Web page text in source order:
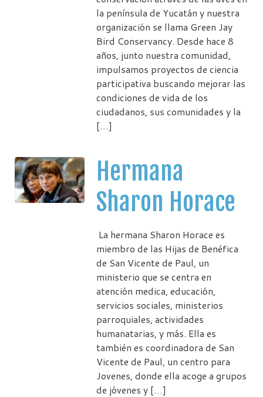
la península de Yucatán y nuestra
organización se llama Green Jay
Bird Conservancy. Desde hace 8
años, junto nuestra comunidad,
impulsamos proyectos de ciencia
participativa buscando mejorar las
condiciones de vida de los
ciudadanos, sus comunidades y la
[…]
Hermana
Sharon Horace
La hermana Sharon Horace es
miembro de las Hijas de Benéfica
de San Vicente de Paul, un
ministerio que se centra en
atención medica, educación,
servicios sociales, ministerios
parroquiales, actividades
humanatarias, y más. Ella es
también es coordinadora de San
Vicente de Paul, un centro para
Jovenes, donde ella acoge a grupos
de jóvenes y […]